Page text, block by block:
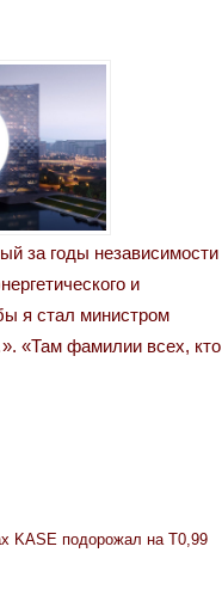
за годы независимости
и
я стал министром
«Там фамилии всех, кто
KASE подорожал на Т0,99